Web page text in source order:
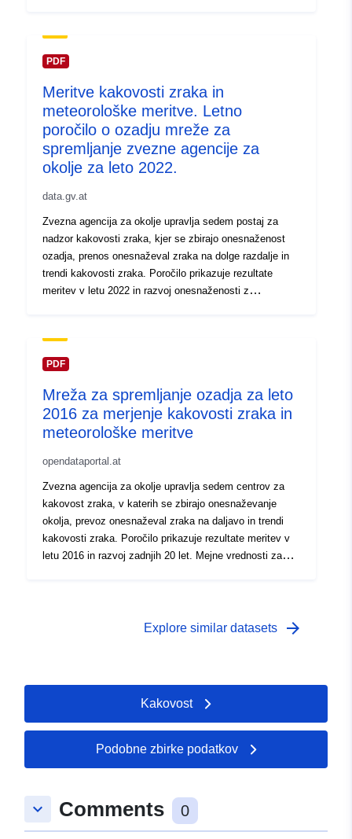
žveplov dioksid in ogljikov monoksid ter težke kovine in
benzo(a)piren so bile v letu 2022 dosežene na vseh
kot v zadnjih treh letih. Ravni ozona so bile leta 2022
nekoliko pod povprečjem zadnjih desetletij. Kljub temu
so bile ciljne vrednosti za ozon za varovanje zdravja
ljudi in vegetacije presežene na dveh oziroma štirih
merilnih točkah.
PDF
Meritve kakovosti zraka in
meteorološke meritve. Letno
poročilo o ozadju mreže za
spremljanje zvezne agencije za
okolje za leto 2022.
data.gv.at
Zvezna agencija za okolje upravlja sedem postaj za
nadzor kakovosti zraka, kjer se zbirajo onesnaženost
ozadja, prenos onesnaževal zraka na dolge razdalje in
trendi kakovosti zraka. Poročilo prikazuje rezultate
meritev v letu 2022 in razvoj onesnaženosti z
okside, žveplov dioksid in ogljikov monoksid ter za
težke kovine in benzo(a)piren so bile v letu 2022
bile na podobno nizki ravni kot v zadnjih treh letih.
Onesnaževanje z ozonom je bilo leta 2022 nekoliko pod
povprečjem zadnjih desetletij. Kljub temu so bile ciljne
vegetacije presežene na dveh oziroma štirih merilnih
mestih.
PDF
Mreža za spremljanje ozadja za leto
2016 za merjenje kakovosti zraka in
meteorološke meritve
opendataportal.at
Zvezna agencija za okolje upravlja sedem centrov za
kakovost zraka, v katerih se zbirajo onesnaževanje
okolja, prevoz onesnaževal zraka na daljavo in trendi
kakovosti zraka. Poročilo prikazuje rezultate meritev v
letu 2016 in razvoj zadnjih 20 let. Mejne vrednosti za
Ciljna vrednost ozona za varovanje zdravja ljudi je bila
(razen Sonnblick) je bila leta 2016 najmanjša
obremenitev zabeležena na vseh merilnih postajah.
Explore similar datasets arrow_forward
Kakovost
Podobne zbirke podatkov
keyboard_arrow_down Comments 0